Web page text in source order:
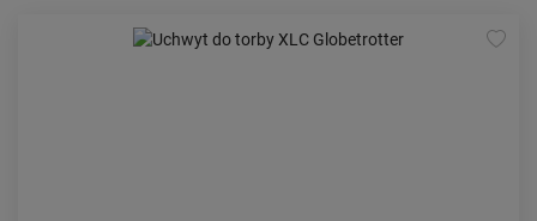
od najwyższej